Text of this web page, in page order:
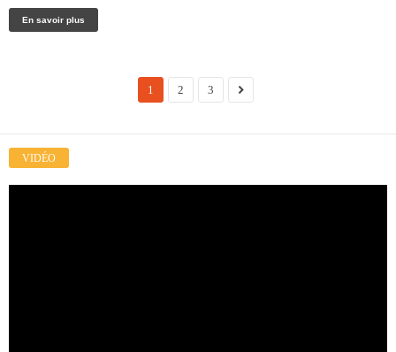
En savoir plus
1 2 3
VIDÉO